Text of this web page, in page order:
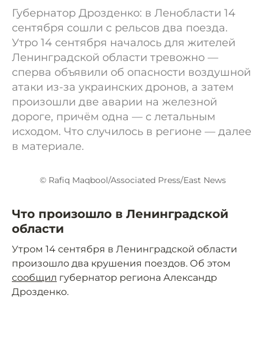
Губернатор Дрозденко: в Ленобласти 14
сентября сошли с рельсов два поезда.
Утро 14 сентября началось для жителей
Ленинградской области тревожно —
сперва объявили об опасности воздушной
атаки из-за украинских дронов, а затем
произошли две аварии на железной
дороге, причём одна — с летальным
исходом. Что случилось в регионе — далее
в материале.
© Rafiq Maqbool/Associated Press/East News
Что произошло в Ленинградской
области
Утром 14 сентября в Ленинградской области
произошло два крушения поездов. Об этом
сообщил губернатор региона Александр
Дрозденко.